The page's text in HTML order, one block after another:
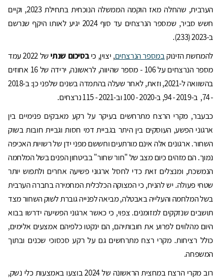
הערבית, שהחלה מאז הוקמה הממשלה הנוכחית בתחילת 2023, וקיים
חשש סביר, שמספר הנרצחים עד סוף 2024 יגיע לאותו היקף שנרשם
ב-2023 (233).
להמחשת הזינוקבמספר הנרצחים, יצוין, כיבסיכום שנתי
של 2022 עמד
מספר הנרצחים על 106 - מספר שהיווה, לראשונה, ירידה של 16 אחוזים
בהשוואה ל-2021, וזאת, לאחר שעלה בהתמדה בשנים שלפני כן: ב-2018
- 74, ב-2019 - 94, ב-2020 - 100 וב-2021 - 115 נרצחים.
כבעבר, מקרי הרצח מתרחשים בעיקר על רקע מאבקים פנימיים בין
ארגוני הפשע, העוסקים בין היתר בגביית דמי חסות וגביית חובות בשוק
השחור. ארגונים אלה אינם מורתעים וחששם מפני ידן של רשויות האכיפה
נמוך. הם מזהים כיום מצב של "חור שחור" בביטחון הפנים בשל המלחמה
הנמשכת, ומנצלים זאת כדי לחסל ארגוני פשיעה אחרים ולתפוש יותר
שטחי פעולה. יש להניח, כי המצוקה הכלכלית המחמירה בחברה הערבית
בשל המלחמה והעלייה באבטלה, מביאה לפנייה גוברת לשוק השחור מצד
תושבים שנזקקים למזומנים. צפוי, כי כאשר ארגוני הפשיעה ידרשו בבוא
היום מהלווים לפרוע את חובותיהם, הם ינקטו כלפיהם אמצעים אלימים,
כולל רציחות. מקרי רצח מתרחשים גם על רקע סכסוכי שכנים ובתוך
המשפחה.
רוב מקרי הרצח במחצית הראשונה של 2024 בוצעו באמצעות כלי נשק,